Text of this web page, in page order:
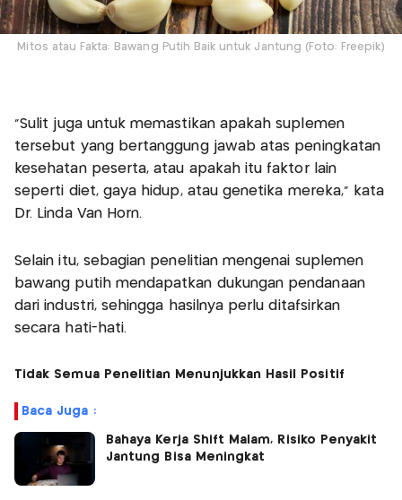
Mitos atau Fakta: Bawang Putih Baik untuk Jantung (Foto: Freepik)
“Sulit juga untuk memastikan apakah suplemen
tersebut yang bertanggung jawab atas peningkatan
kesehatan peserta, atau apakah itu faktor lain
seperti diet, gaya hidup, atau genetika mereka,” kata
Dr. Linda Van Horn.
Selain itu, sebagian penelitian mengenai suplemen
bawang putih mendapatkan dukungan pendanaan
dari industri, sehingga hasilnya perlu ditafsirkan
secara hati-hati.
Tidak Semua Penelitian Menunjukkan Hasil Positif
Baca Juga :
Bahaya Kerja Shift Malam, Risiko Penyakit
Jantung Bisa Meningkat